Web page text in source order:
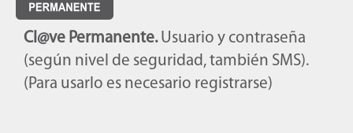
Cl@ve Permanente. Usuario y contraseña
(según nivel de seguridad, también SMS).
(Para usarlo es necesario registrarse)